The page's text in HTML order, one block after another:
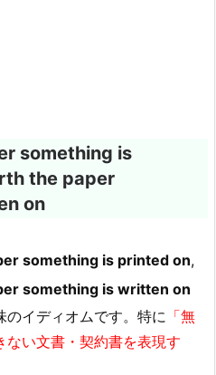
something is
the paper
on
something is printed on,
something is written on
のイディオムです。特に 「無
い文書・契約書を表現す